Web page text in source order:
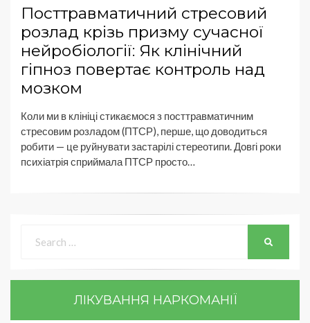
Посттравматичний стресовий
розлад крізь призму сучасної
нейробіології: Як клінічний
гіпноз повертає контроль над
мозком
Коли ми в клініці стикаємося з посттравматичним
стресовим розладом (ПТСР), перше, що доводиться
робити — це руйнувати застарілі стереотипи. Довгі роки
психіатрія сприймала ПТСР просто…
ЛІКУВАННЯ НАРКОМАНІЇ